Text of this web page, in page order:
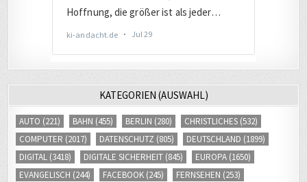
KATEGORIEN (AUSWAHL)
AUTO (221) BAHN (455) BERLIN (280) CHRISTLICHES (532)
COMPUTER (2017) DATENSCHUTZ (805) DEUTSCHLAND (1899)
DIGITAL (3418) DIGITALE SICHERHEIT (845) EUROPA (1650)
EVANGELISCH (244) FACEBOOK (245) FERNSEHEN (253)